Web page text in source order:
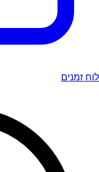
לוח זמנים